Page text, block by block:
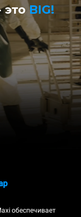
этоBIG!
обеспечивает